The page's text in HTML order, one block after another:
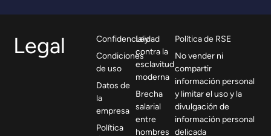
Legal
Confidencialidad
Condiciones
de uso
Datos de
la
empresa
Política
Ley
contra la
esclavitud
moderna
Brecha
salarial
entre
hombres
Política de RSE
No vender ni
compartir
información personal
y limitar el uso y la
divulgación de
información personal
delicada